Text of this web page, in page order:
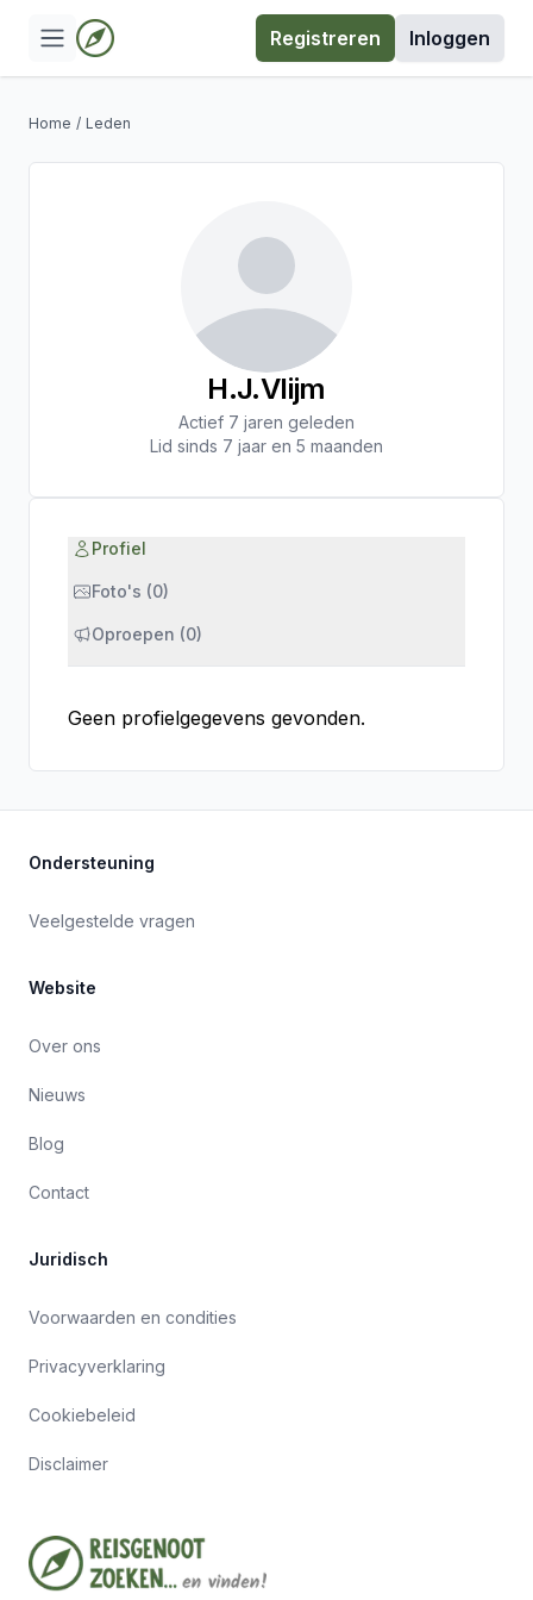
Registreren Inloggen
Home / Leden
H.J.Vlijm
Actief 7 jaren geleden
Lid sinds 7 jaar en 5 maanden
Profiel
Foto's (0)
Oproepen (0)
Geen profielgegevens gevonden.
Ondersteuning
Veelgestelde vragen
Website
Over ons
Nieuws
Blog
Contact
Juridisch
Voorwaarden en condities
Privacyverklaring
Cookiebeleid
Disclaimer